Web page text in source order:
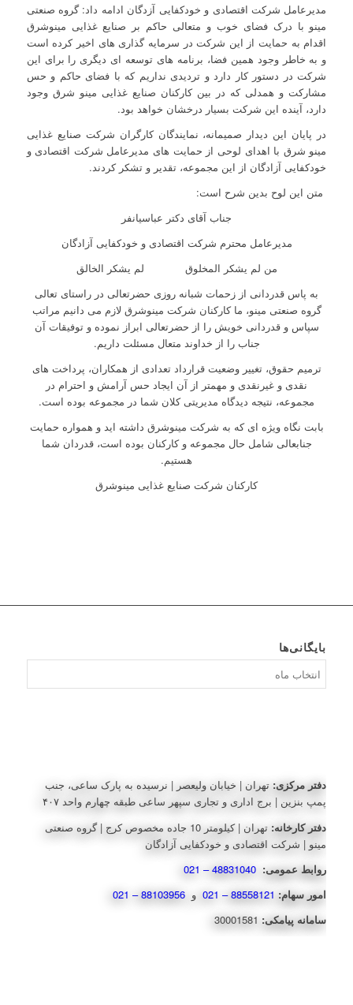
مدیرعامل شرکت اقتصادی و خودکفایی آزدگان ادامه داد: گروه صنعتی
مینو با درک فضای خوب و متعالی حاکم بر صنایع غذایی مینوشرق
اقدام به حمایت از این شرکت در سرمایه گذاری های اخیر کرده است
و به خاطر وجود همین فضا، برنامه های توسعه ای دیگری را برای این
شرکت در دستور کار دارد و تردیدی نداریم که با فضای حاکم و حس
مشارکت و همدلی که در بین کارکنان صنایع غذایی مینو شرق وجود
دارد، آینده این شرکت بسیار درخشان خواهد بود.
در پایان این دیدار صمیمانه، نمایندگان کارگران شرکت صنایع غذایی
مینو شرق با اهدای لوحی از حمایت های مدیرعامل شرکت اقتصادی و
خودکفایی آزادگان از این مجموعه، تقدیر و تشکر کردند.
متن این لوح بدین شرح است:
جناب آقای دکتر عباسیانفر
مدیرعامل محترم شرکت اقتصادی و خودکفایی آزادگان
من لم یشکر المخلوق لم یشکر الخالق
به پاس قدردانی از زحمات شبانه روزی حضرتعالی در راستای تعالی
گروه صنعتی مینو، ما کارکنان شرکت مینوشرق لازم می دانیم مراتب
سپاس و قدردانی خویش را از حضرتعالی ابراز نموده و توفیقات آن
جناب را از خداوند متعال مسئلت داریم.
ترمیم حقوق، تغییر وضعیت قرارداد تعدادی از همکاران، پرداخت های
نقدی و غیرنقدی و مهمتر از آن ایجاد حس آرامش و احترام در
مجموعه، نتیجه دیدگاه مدیریتی کلان شما در مجموعه بوده است.
بابت نگاه ویژه ای که به شرکت مینوشرق داشته اید و همواره حمایت
جنابعالی شامل حال مجموعه و کارکنان بوده است، قدردان شما
هستیم.
کارکنان شرکت صنایع غذایی مینوشرق
بایگانی‌ها
بایگانی‌ها
دفتر مرکزی: تهران | خیابان ولیعصر | نرسیده به پارک ساعی، جنب
پمپ بنزین | برج اداری و تجاری سپهر ساعی طبقه چهارم واحد ۴۰۷
دفتر کارخانه:
تهران | کیلومتر 10 جاده مخصوص کرج | گروه صنعتی
مینو | شرکت اقتصادی و خودکفایی آزادگان
روابط عمومی:
امور سهام: 88558121 – 021 و
سامانه پیامکی: